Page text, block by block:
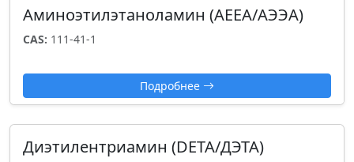
Аминоэтилэтаноламин (AEEA/АЭЭА)
CAS: 111-41-1
Подробнее
Диэтилентриамин (DETA/ДЭТА)